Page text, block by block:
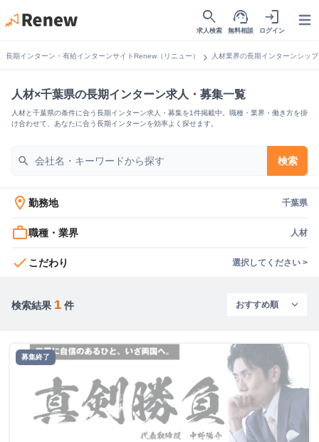
search
求人検索
support_agent
無料相談
login
ログイン
長期インターン・有給インターンサイトRenew（リニュー） chevron_right 人材業界の長期インターンシップ
人材×千葉県の長期インターン求人・募集一覧
人材と千葉県の条件に合う長期インターン求人・募集を1件掲載中。職種・業界・働き方を掛
け合わせて、あなたに合う長期インターンを効率よく探せます。
search 検索
location_on 勤務地 千葉県
work_outline職種・業界 人材
check こだわり 選択してください >
検索結果 1 件
募集終了